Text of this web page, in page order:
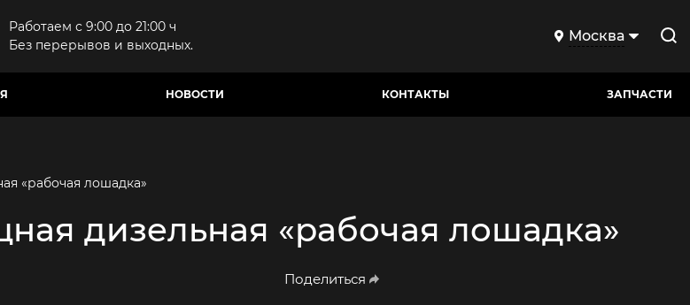
Работаем с 9:00 до 21:00 ч
Без перерывов и выходных.
Москва
НОВОСТИ КОНТАКТЫ ЗАПЧАСТИ
«рабочая лошадка»
дизельная «рабочая лошадка»
Поделиться